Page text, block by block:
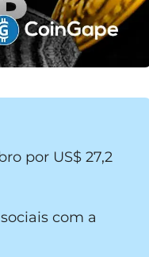
por US$ 27,2
com a